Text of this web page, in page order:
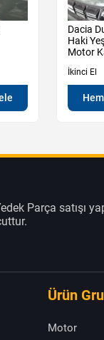
Dacia
Haki
Motor
İkinci El
Parça satışı
Ürün
Motor